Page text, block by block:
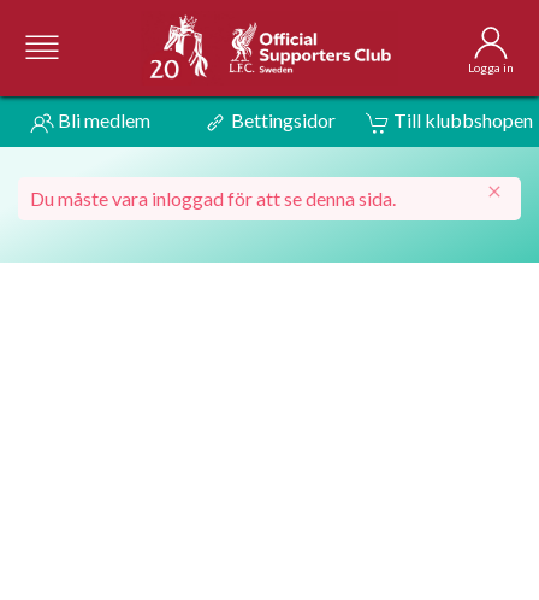
Logga in
Bli medlem Bettingsidor Till klubbshopen
Du måste vara inloggad för att se denna sida.